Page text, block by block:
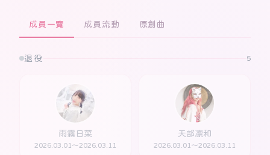
成員一覽 成員流動 原創曲
退役 5
雨霧日菜
2026.03.01～2026.03.11
天部凛和
2026.03.01～2026.03.11